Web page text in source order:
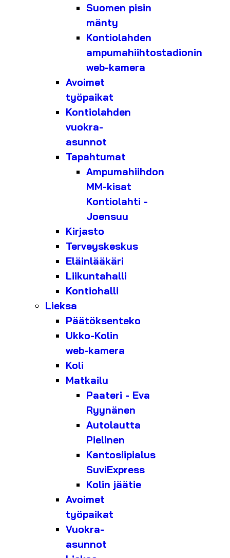
Suomen pisin
mänty
Kontiolahden
ampumahiihtostadionin
web-kamera
Avoimet
työpaikat
Kontiolahden
vuokra-
asunnot
Tapahtumat
Ampumahiihdon
MM-kisat
Kontiolahti -
Joensuu
Kirjasto
Terveyskeskus
Eläinlääkäri
Liikuntahalli
Kontiohalli
Lieksa
Päätöksenteko
Ukko-Kolin
web-kamera
Koli
Matkailu
Paateri - Eva
Ryynänen
Autolautta
Pielinen
Kantosiipialus
SuviExpress
Kolin jäätie
Avoimet
työpaikat
Vuokra-
asunnot